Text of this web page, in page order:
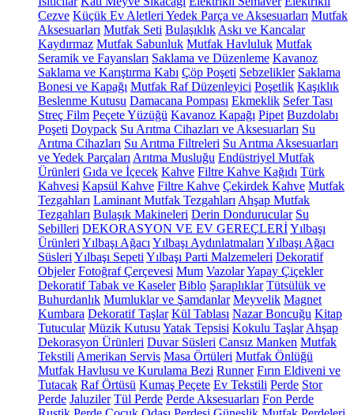
Cezve Küçük Ev Aletleri Yedek Parça ve Aksesuarları Mutfak
Aksesuarları Mutfak Seti Bulaşıklık Askı ve Kancalar
Kaydırmaz Mutfak Sabunluk Mutfak Havluluk Mutfak
Seramik ve Fayansları Saklama ve Düzenleme Kavanoz
Saklama ve Karıştırma Kabı Çöp Poşeti Sebzelikler Saklama
Bonesi ve Kapağı Mutfak Raf Düzenleyici Poşetlik Kaşıklık
Beslenme Kutusu Damacana Pompası Ekmeklik Sefer Tası
Streç Film Peçete Yüzüğü Kavanoz Kapağı Pipet Buzdolabı
Poşeti Doypack Su Arıtma Cihazları ve Aksesuarları Su
Arıtma Cihazları Su Arıtma Filtreleri Su Arıtma Aksesuarları
ve Yedek Parçaları Arıtma Musluğu Endüstriyel Mutfak
Ürünleri Gıda ve İçecek Kahve Filtre Kahve Kağıdı Türk
Kahvesi Kapsül Kahve Filtre Kahve Çekirdek Kahve Mutfak
Tezgahları Laminant Mutfak Tezgahları Ahşap Mutfak
Tezgahları Bulaşık Makineleri Derin Dondurucular Su
Sebilleri DEKORASYON VE EV GEREÇLERİYılbaşı
Ürünleri Yılbaşı Ağacı Yılbaşı Aydınlatmaları Yılbaşı Ağacı
Süsleri Yılbaşı Sepeti Yılbaşı Parti Malzemeleri Dekoratif
Objeler Fotoğraf Çerçevesi Mum VazolarYapay Çiçekler
Dekoratif Tabak ve Kaseler Biblo Şaraplıklar Tütsülük ve
Buhurdanlık Mumluklar ve Şamdanlar Meyvelik Magnet
Kumbara Dekoratif Taşlar Kül Tablası Nazar Boncuğu Kitap
Tutucular Müzik Kutusu Yatak Tepsisi Kokulu Taşlar Ahşap
Dekorasyon Ürünleri Duvar Süsleri Cansız Manken Mutfak
Tekstili Amerikan Servis Masa Örtüleri Mutfak Önlüğü
Mutfak Havlusu ve Kurulama Bezi Runner Fırın Eldiveni ve
Tutacak Raf Örtüsü Kumaş Peçete Ev Tekstili Perde Stor
Perde Jaluziler Tül Perde Perde Aksesuarları Fon Perde